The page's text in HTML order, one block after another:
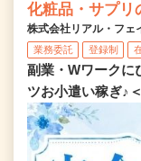
化粧品・サプリ
株式会社リアル・フェ
業務委託 登録制
副業・Wワークに
ツお小遣い稼ぎ♪